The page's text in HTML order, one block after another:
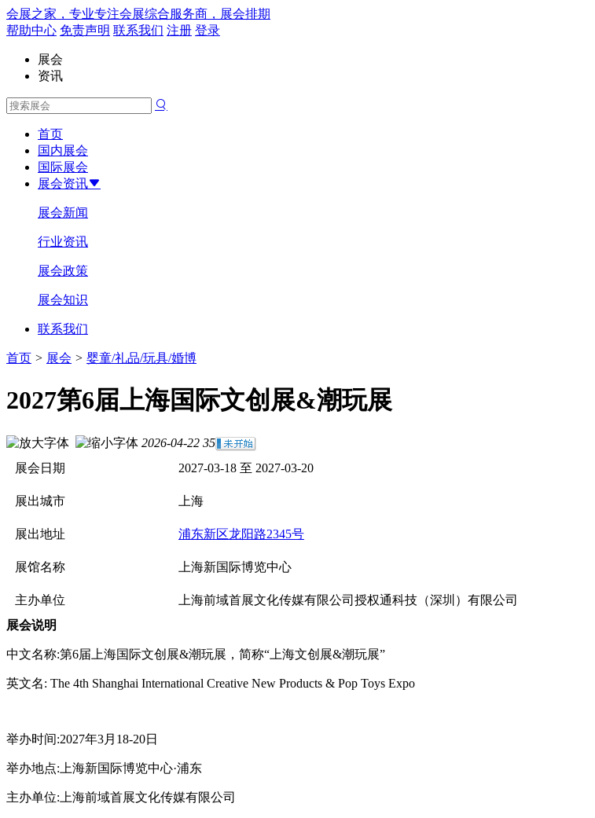
会展之家，专业专注会展综合服务商，展会排期
帮助中心 免责声明 联系我们 注册 登录
展会
资讯
首页
国内展会
国际展会
展会资讯
展会新闻
行业资讯
展会政策
展会知识
联系我们
首页 > 展会 > 婴童/礼品/玩具/婚博
2027第6届上海国际文创展&潮玩展
2026-04-22 35
展会日期
2027-03-18 至 2027-03-20
展出城市 上海
展出地址 浦东新区龙阳路2345号
展馆名称 上海新国际博览中心
主办单位
上海前域首展文化传媒有限公司授权通科技（深圳）有限公司
展会说明
中文名称:第6届上海国际文创展&潮玩展，简称“上海文创展&潮玩展”
英文名: The 4th Shanghai International Creative New Products & Pop Toys Expo
举办时间:2027年3月18-20日
举办地点:上海新国际博览中心·浦东
主办单位:上海前域首展文化传媒有限公司